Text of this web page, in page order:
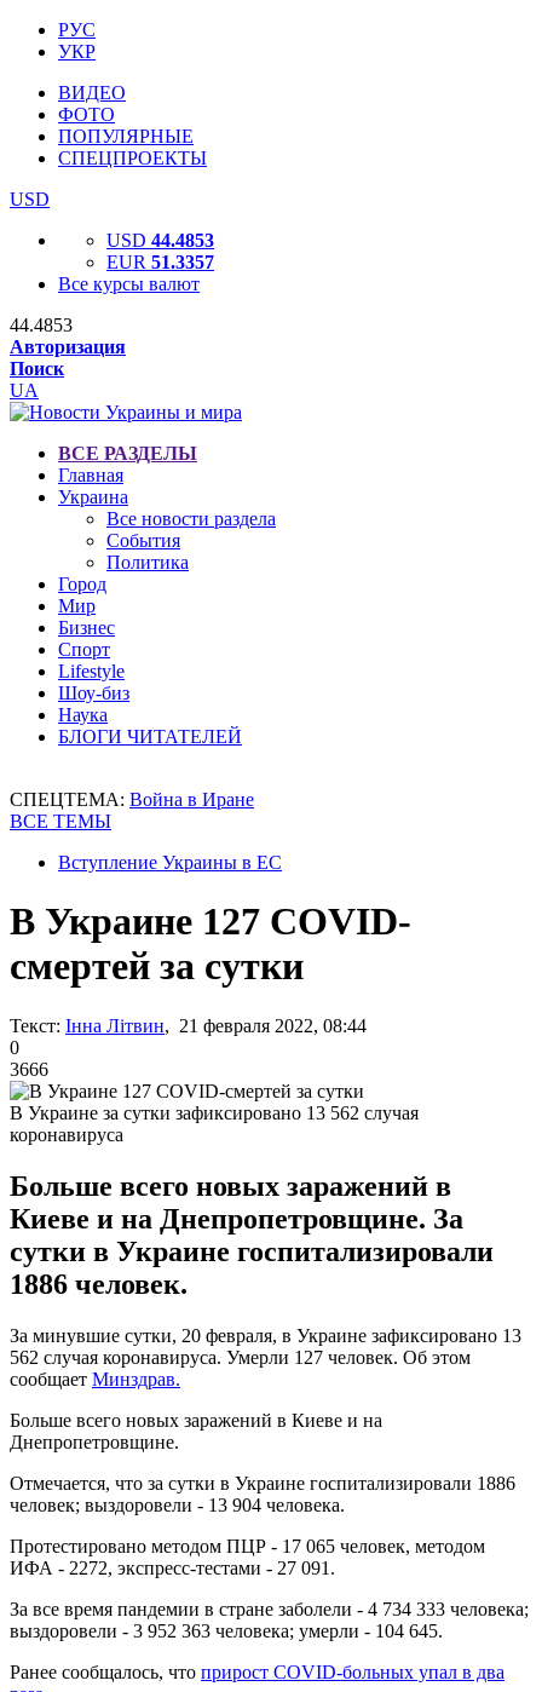
РУС
УКР
ВИДЕО
ФОТО
ПОПУЛЯРНЫЕ
СПЕЦПРОЕКТЫ
USD
USD 44.4853
EUR 51.3357
Все курсы валют
44.4853
Авторизация
Поиск
UA
ВСЕ РАЗДЕЛЫ
Главная
Украина
Все новости раздела
События
Политика
Город
Мир
Бизнес
Спорт
Lifestyle
Шоу-биз
Наука
БЛОГИ ЧИТАТЕЛЕЙ
СПЕЦТЕМА: Война в Иране
ВСЕ ТЕМЫ
Вступление Украины в ЕС
В Украине 127 COVID-
смертей за сутки
Текст: Інна Літвин, 21 февраля 2022, 08:44
0
3666
В Украине за сутки зафиксировано 13 562 случая
коронавируса
Больше всего новых заражений в
Киеве и на Днепропетровщине. За
сутки в Украине госпитализировали
1886 человек.
За минувшие сутки, 20 февраля, в Украине зафиксировано 13
562 случая коронавируса. Умерли 127 человек. Об этом
сообщает Минздрав.
Больше всего новых заражений в Киеве и на
Днепропетровщине.
Отмечается, что за сутки в Украине госпитализировали 1886
человек; выздоровели - 13 904 человека.
Протестировано методом ПЦР - 17 065 человек, методом
ИФА - 2272, экспресс-тестами - 27 091.
За все время пандемии в стране заболели - 4 734 333 человека;
выздоровели - 3 952 363 человека; умерли - 104 645.
Ранее сообщалось, что прирост COVID-больных упал в два